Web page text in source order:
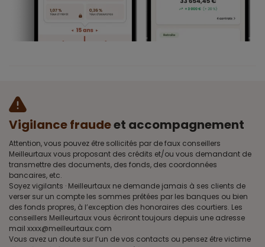
Vigilance fraudeet accompagnement
Attention, vous pouvez être sollicités par de faux conseillers
Meilleurtaux vous proposant des crédits et/ou vous demandant de
transmettre des documents, des fonds, des coordonnées
bancaires, etc.
Soyez vigilants · Meilleurtaux ne demande jamais à ses clients de
verser sur un compte les sommes prêtées par les banques ou bien
des fonds propres, à l’exception des honoraires des courtiers. Les
conseillers Meilleurtaux vous écriront toujours depuis une adresse
mail xxxx@meilleurtaux.com
Vous avez un doute sur l’un de vos contacts ou pensez être victime